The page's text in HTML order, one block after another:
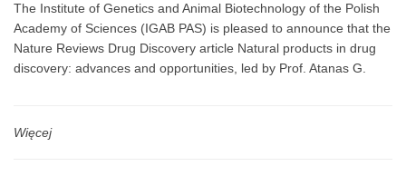
The Institute of Genetics and Animal Biotechnology of the Polish
Academy of Sciences (IGAB PAS) is pleased to announce that the
Nature Reviews Drug Discovery article Natural products in drug
discovery: advances and opportunities, led by Prof. Atanas G.
article has been cited more than 4,000 times in the scientific
Więcej